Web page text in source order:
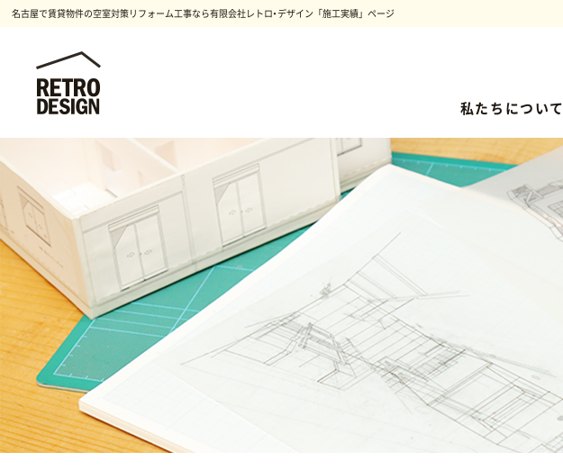
名古屋で賃貸物件の空室対策リフォーム工事なら有限会社レトロ・デザイン「施工実績」ページ
私たちについて